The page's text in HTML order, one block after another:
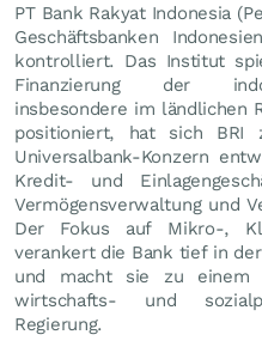
PT Bank Rakyat Indonesia
Geschäftsbanken
kontrolliert. Das Institut
Finanzierung der
insbesondere im ländlichen
positioniert, hat sich BRI
Universalbank-Konzern
Kredit- und
Vermögensverwaltung und
Der Fokus auf Mikro-,
verankert die Bank tief in
und macht sie zu einem
wirtschafts- und
Regierung.